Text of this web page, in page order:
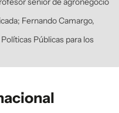
Fernando Camargo,
Públicas para los